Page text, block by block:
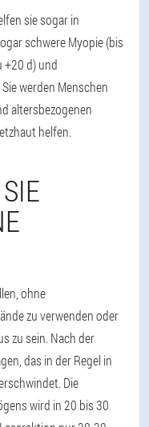
sie sogar in
schwere Myopie (bis
+20 d) und
werden Menschen
altersbezogenen
helfen.
ohne
zu verwenden oder
zu sein. Nach der
das in der Regel in
Die
wird in 20 bis 30